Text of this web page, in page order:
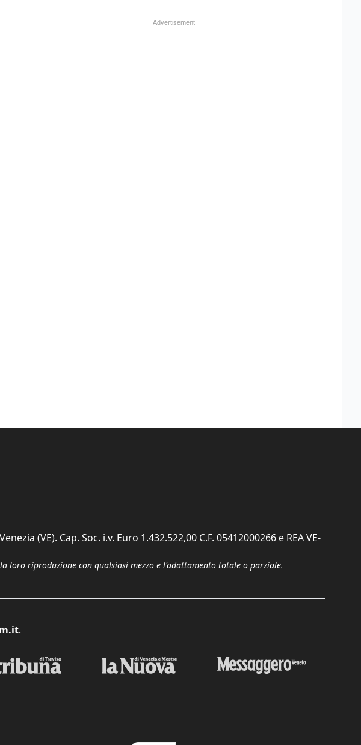
(VE). Cap. Soc. i.v. Euro 1.432.522,00 C.F. 05412000266 e REA VE-
loro riproduzione con qualsiasi mezzo e l'adattamento totale o parziale.
.